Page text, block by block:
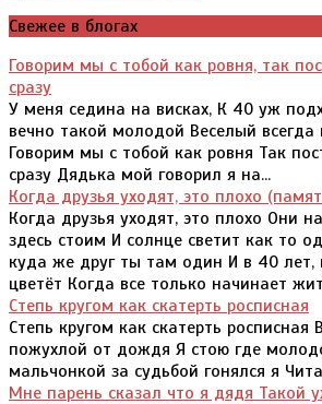
Свежее в блогах
Говорим мы с тобой как ровня, так
сразу
У меня седина на висках, К 40 уж
вечно такой молодой Веселый всегда
Говорим мы с тобой как ровня Так
сразу Дядька мой говорил я на...
Когда друзья уходят, это плохо
Когда друзья уходят, это плохо Они
здесь стоим И солнце светит как то
куда же друг ты там один И в 40 лет,
цветёт Когда все только начинает
Степь кругом как скатерть росписная
Степь кругом как скатерть росписная
пожухлой от дождя Я стою где
мальчонкой за судьбой гонялся я
Мне парень сказал что я дядя Такой